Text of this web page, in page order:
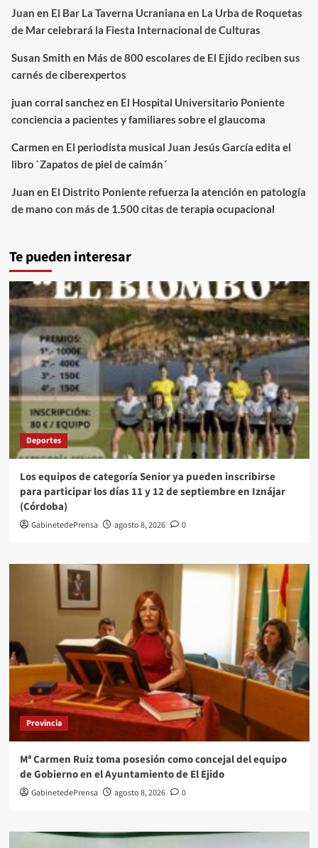
Juan en El Bar La Taverna Ucraniana en La Urba de Roquetas
de Mar celebrará la Fiesta Internacional de Culturas
Susan Smith en Más de 800 escolares de El Ejido reciben sus
carnés de ciberexpertos
juan corral sanchezen El Hospital Universitario Poniente
conciencia a pacientes y familiares sobre el glaucoma
Carmen en El periodista musical Juan Jesús García edita el
libro `Zapatos de piel de caimán´
Juan en El Distrito Poniente refuerza la atención en patología
de mano con más de 1.500 citas de terapia ocupacional
Te pueden interesar
Deportes
Los equipos de categoría Senior ya pueden inscribirse
para participar los días 11 y 12 de septiembre en Iznájar
(Córdoba)
GabinetedePrensa agosto 8, 2026 0
Provincia
Mª Carmen Ruiz toma posesión como concejal del equipo
de Gobierno en el Ayuntamiento de El Ejido
GabinetedePrensa agosto 8, 2026 0